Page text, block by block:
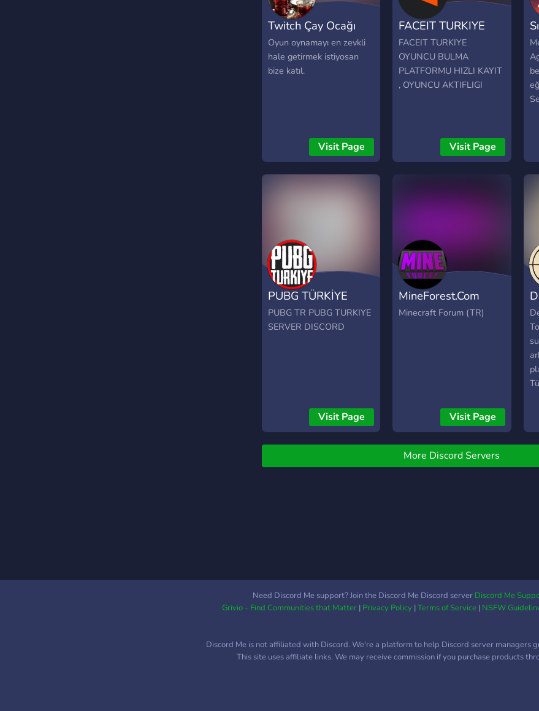
Twitch Çay Ocağı
Oyun oynamayı en zevkli
hale getirmek istiyosan
bize katıl.
Visit Page
FACEIT TURKIYE
FACEIT TURKIYE
OYUNCU BULMA
PLATFORMU HIZLI KAYIT
, OYUNCU AKTIFLIGI
Visit Page
PUBG TÜRKİYE
PUBG TR PUBG TURKIYE
SERVER DISCORD
Visit Page
MineForest.Com
Minecraft Forum (TR)
Visit Page
More Discord Servers
Need Discord Me support? Join the Discord Me Discord server Discord Me
Grivio - Find Communities that Matter| Privacy Policy|Terms of Service| NSFW
Discord Me is not affiliated with Discord. We're a platform to help Discord server managers
This site uses affiliate links. We may receive commission if you purchase products